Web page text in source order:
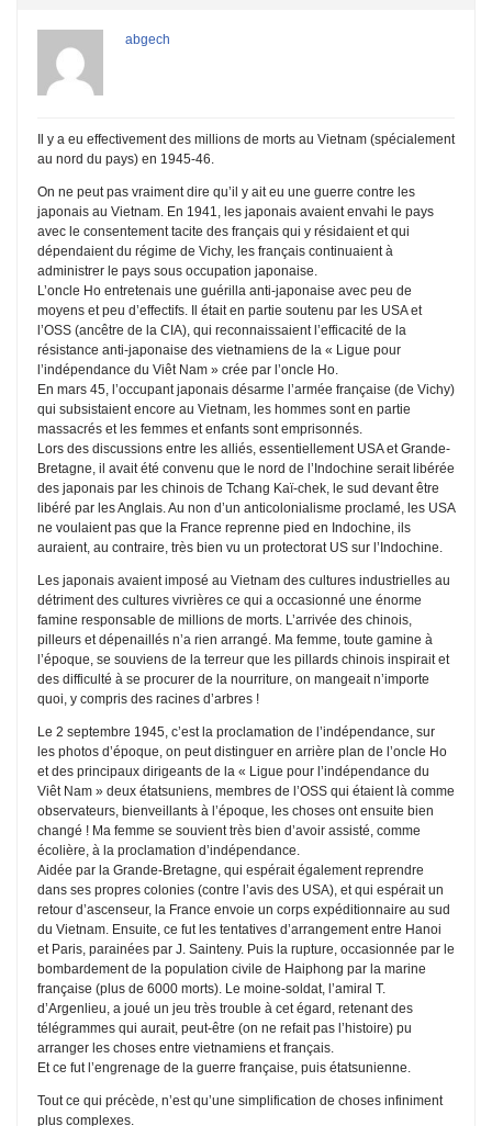
abgech
Il y a eu effectivement des millions de morts au Vietnam (spécialement
au nord du pays) en 1945-46.
On ne peut pas vraiment dire qu’il y ait eu une guerre contre les
japonais au Vietnam. En 1941, les japonais avaient envahi le pays
avec le consentement tacite des français qui y résidaient et qui
dépendaient du régime de Vichy, les français continuaient à
administrer le pays sous occupation japonaise.
L’oncle Ho entretenais une guérilla anti-japonaise avec peu de
moyens et peu d’effectifs. Il était en partie soutenu par les USA et
l’OSS (ancêtre de la CIA), qui reconnaissaient l’efficacité de la
résistance anti-japonaise des vietnamiens de la « Ligue pour
l’indépendance du Viêt Nam » crée par l’oncle Ho.
En mars 45, l’occupant japonais désarme l’armée française (de Vichy)
qui subsistaient encore au Vietnam, les hommes sont en partie
massacrés et les femmes et enfants sont emprisonnés.
Lors des discussions entre les alliés, essentiellement USA et Grande-
Bretagne, il avait été convenu que le nord de l’Indochine serait libérée
des japonais par les chinois de Tchang Kaï-chek, le sud devant être
libéré par les Anglais. Au non d’un anticolonialisme proclamé, les USA
ne voulaient pas que la France reprenne pied en Indochine, ils
auraient, au contraire, très bien vu un protectorat US sur l’Indochine.
Les japonais avaient imposé au Vietnam des cultures industrielles au
détriment des cultures vivrières ce qui a occasionné une énorme
famine responsable de millions de morts. L’arrivée des chinois,
pilleurs et dépenaillés n’a rien arrangé. Ma femme, toute gamine à
l’époque, se souviens de la terreur que les pillards chinois inspirait et
des difficulté à se procurer de la nourriture, on mangeait n’importe
quoi, y compris des racines d’arbres !
Le 2 septembre 1945, c’est la proclamation de l’indépendance, sur
les photos d’époque, on peut distinguer en arrière plan de l’oncle Ho
et des principaux dirigeants de la « Ligue pour l’indépendance du
Viêt Nam » deux étatsuniens, membres de l’OSS qui étaient là comme
observateurs, bienveillants à l’époque, les choses ont ensuite bien
changé ! Ma femme se souvient très bien d’avoir assisté, comme
écolière, à la proclamation d’indépendance.
Aidée par la Grande-Bretagne, qui espérait également reprendre
dans ses propres colonies (contre l’avis des USA), et qui espérait un
retour d’ascenseur, la France envoie un corps expéditionnaire au sud
du Vietnam. Ensuite, ce fut les tentatives d’arrangement entre Hanoi
et Paris, parainées par J. Sainteny. Puis la rupture, occasionnée par le
bombardement de la population civile de Haiphong par la marine
française (plus de 6000 morts). Le moine-soldat, l’amiral T.
d’Argenlieu, a joué un jeu très trouble à cet égard, retenant des
télégrammes qui aurait, peut-être (on ne refait pas l’histoire) pu
arranger les choses entre vietnamiens et français.
Et ce fut l’engrenage de la guerre française, puis étatsunienne.
Tout ce qui précède, n’est qu’une simplification de choses infiniment
plus complexes.